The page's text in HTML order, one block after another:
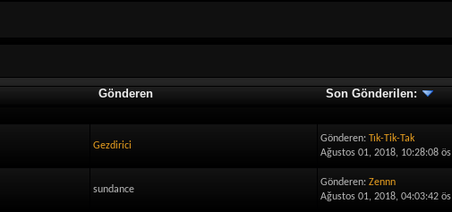
Gönderen Son Gönderilen:
Gezdirici
Gönderen:Tık-Tik-Tak
Ağustos 01, 2018, 10:28:08 ös
sundance
Gönderen:Zennn
Ağustos 01, 2018, 04:03:42 ös